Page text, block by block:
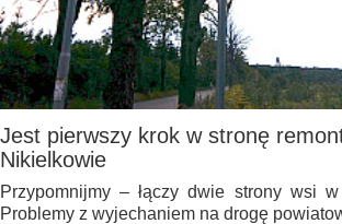
Jest pierwszy krok w stronę
Nikielkowie
Przypomnijmy – łączy dwie strony wsi
Problemy z wyjechaniem na drogę